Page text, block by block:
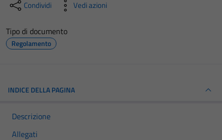
Condividi Vedi azioni
Tipo di documento
Regolamento
INDICE DELLA PAGINA
Descrizione
Allegati